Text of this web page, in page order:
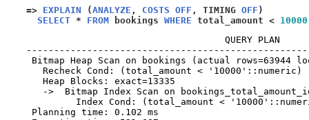
=> EXPLAIN (ANALYZE , COSTS OFF , TIMING OFF )
SELECT * FROM bookings WHERE total_amount < 10000
Bitmap Heap Scan on bookings (actual rows=63944
   Recheck Cond: (total_amount < '10000'::numeric)
   Heap Blocks: exact=13335
->  Bitmap Index Scan on
Index Cond: (total_amount <
Planning time: 0.102 ms